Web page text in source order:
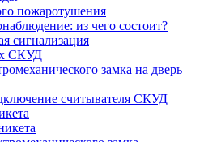
пожаротушения
из чего состоит?
сигнализация
СКУД
замка на дверь
считывателя СКУД